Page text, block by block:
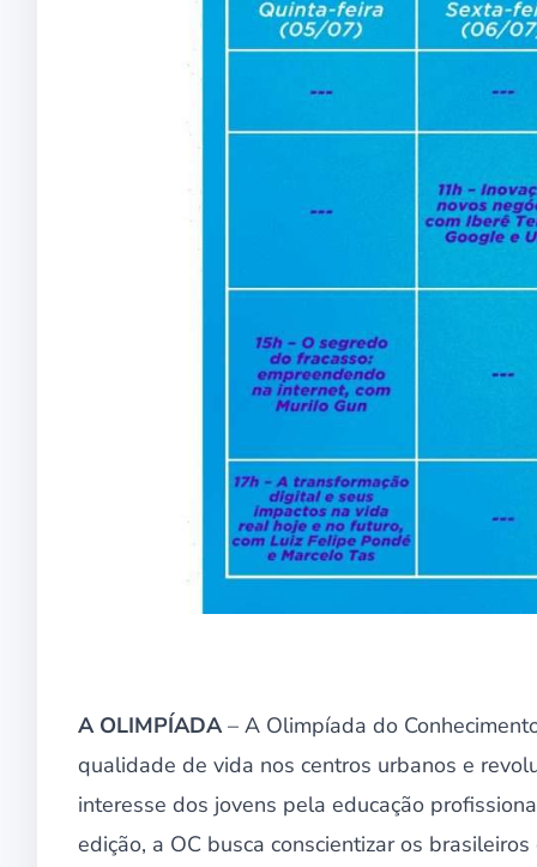
A OLIMPÍADA– A Olimpíada do
qualidade de vida nos centros urbanos e
interesse dos jovens pela educação
edição, a OC busca conscientizar os